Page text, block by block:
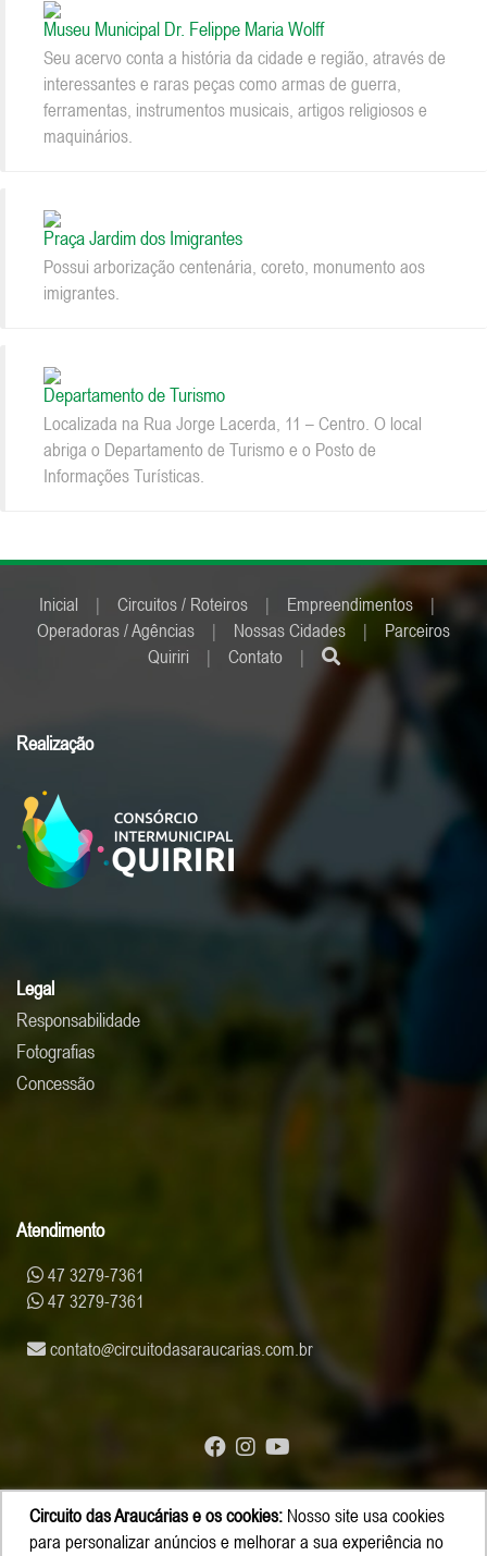
Museu Municipal Dr. Felippe Maria Wolff
Seu acervo conta a história da cidade e região, através de
interessantes e raras peças como armas de guerra,
ferramentas, instrumentos musicais, artigos religiosos e
maquinários.
Praça Jardim dos Imigrantes
Possui arborização centenária, coreto, monumento aos
imigrantes.
Departamento de Turismo
Localizada na Rua Jorge Lacerda, 11 – Centro. O local
abriga o Departamento de Turismo e o Posto de
Informações Turísticas.
Inicial | Circuitos / Roteiros | Empreendimentos
|
Operadoras / Agências
| Nossas Cidades |
Parceiros
Quiriri
| Contato |
Realização
Legal
Responsabilidade
Fotografias
Concessão
Atendimento
47 3279-7361
47 3279-7361
contato circuitodasaraucarias.com.br
© Copyright 2026 - Circuito das Araucárias
Circuito das Araucárias e os cookies: Nosso site usa cookies
para personalizar anúncios e melhorar a sua experiência no